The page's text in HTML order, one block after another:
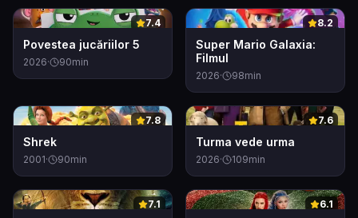
0 7.4
Povestea jucăriilor 5
2026· 90min
0 8.2
Super Mario Galaxia:
Filmul
2026· 98min
0 7.8
Shrek
2001· 90min
0 7.6
Turma vede urma
2026· 109min
0 7.1 0 6.1